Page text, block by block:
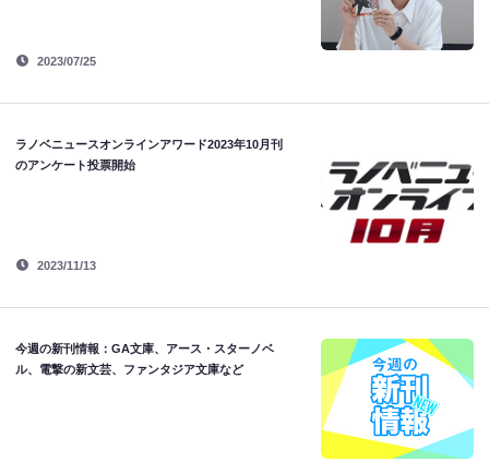
2023/07/25
ラノベニュースオンラインアワード2023年10月刊
のアンケート投票開始
2023/11/13
今週の新刊情報：GA文庫、アース・スターノベ
ル、電撃の新文芸、ファンタジア文庫など